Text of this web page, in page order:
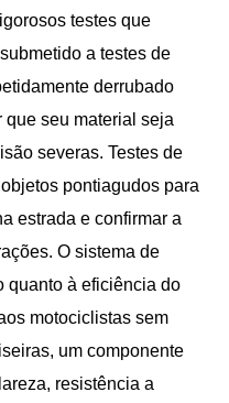
testes que
a testes de
derrubado
que seu material seja
severas. Testes de
pontiagudos para
estrada e confirmar a
O sistema de
quanto à eficiência do
motociclistas sem
um componente
resistência a